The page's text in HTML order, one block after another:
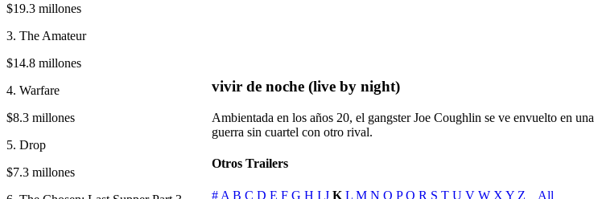
$19.3 millones
3. The Amateur
$14.8 millones
4. Warfare
$8.3 millones
5. Drop
$7.3 millones
vivir de noche (live by night)
Ambientada en los años 20, el gangster Joe Coughlin se ve envuelto en una
guerra sin cuartel con otro rival.
Otros Trailers
# A B C D E F G H I J K L M N O P Q R S T U V W X Y Z
All